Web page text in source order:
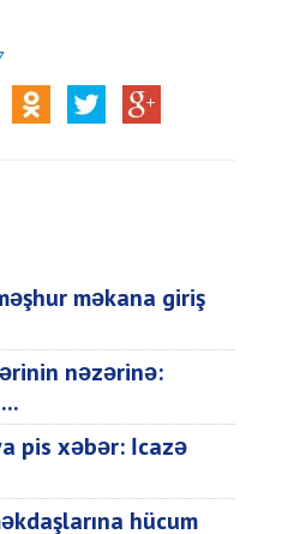
məkana giriş
nəzərinə:
pis xəbər: İcazə
hücum